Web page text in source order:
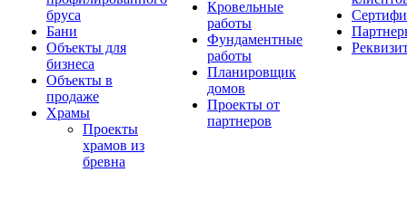
бруса
Бани
Объекты для
бизнеса
Объекты в
продаже
Храмы
Проекты
храмов из
бревна
Кровельные
работы
Фундаментные
работы
Планировщик
домов
Проекты от
партнеров